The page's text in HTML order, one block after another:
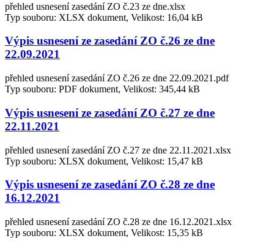
přehled usnesení zasedání ZO č.23 ze dne.xlsx
Typ souboru: XLSX dokument, Velikost: 16,04 kB
Výpis usnesení ze zasedání ZO č.26 ze dne
22.09.2021
přehled usnesení zasedání ZO č.26 ze dne 22.09.2021.pdf
Typ souboru: PDF dokument, Velikost: 345,44 kB
Výpis usnesení ze zasedání ZO č.27 ze dne
22.11.2021
přehled usnesení zasedání ZO č.27 ze dne 22.11.2021.xlsx
Typ souboru: XLSX dokument, Velikost: 15,47 kB
Výpis usnesení ze zasedání ZO č.28 ze dne
16.12.2021
přehled usnesení zasedání ZO č.28 ze dne 16.12.2021.xlsx
Typ souboru: XLSX dokument, Velikost: 15,35 kB